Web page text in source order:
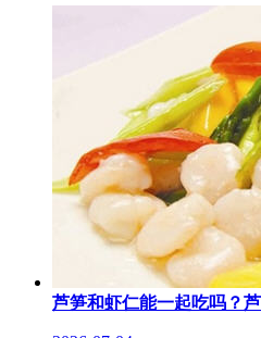
芦笋和虾仁能一起吃吗？